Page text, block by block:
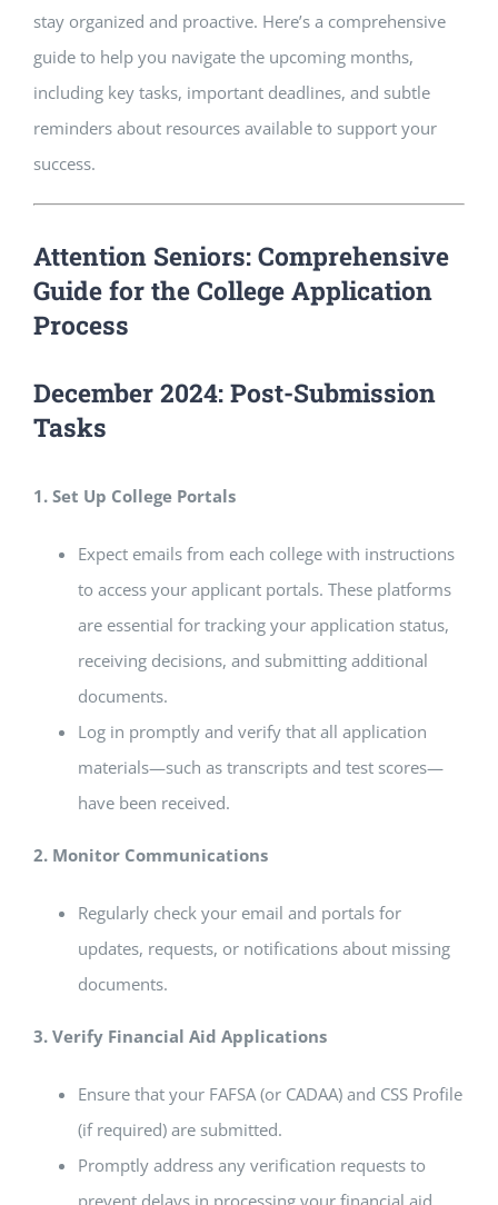
stay organized and proactive. Here’s a comprehensive
guide to help you navigate the upcoming months,
including key tasks, important deadlines, and subtle
reminders about resources available to support your
success.
Attention Seniors: Comprehensive
Guide for the College Application
Process
December 2024: Post-Submission
Tasks
1. Set Up College Portals
Expect emails from each college with instructions
to access your applicant portals. These platforms
are essential for tracking your application status,
receiving decisions, and submitting additional
documents.
Log in promptly and verify that all application
materials—such as transcripts and test scores—
have been received.
2. Monitor Communications
Regularly check your email and portals for
updates, requests, or notifications about missing
documents.
3. Verify Financial Aid Applications
Ensure that your FAFSA (or CADAA) and CSS Profile
(if required) are submitted.
Promptly address any verification requests to
prevent delays in processing your financial aid